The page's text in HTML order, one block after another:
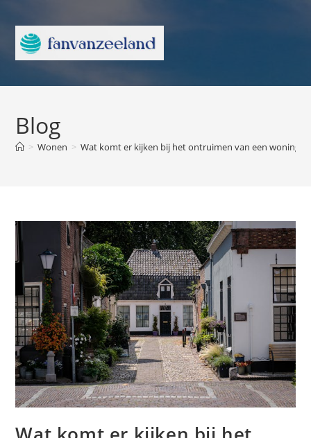
Blog
> Wonen > Wat komt er kijken bij het ontruimen van een woning